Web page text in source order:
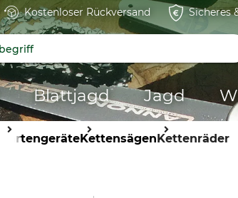
Kostenloser Rückversand Sicheres
Blattjagd Jagd
GartengeräteKettensägenKettenräder